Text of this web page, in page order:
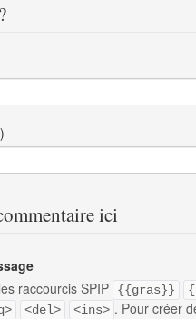
ici
raccourcis SPIP
{{gras}}
<del> <ins> . Pour créer